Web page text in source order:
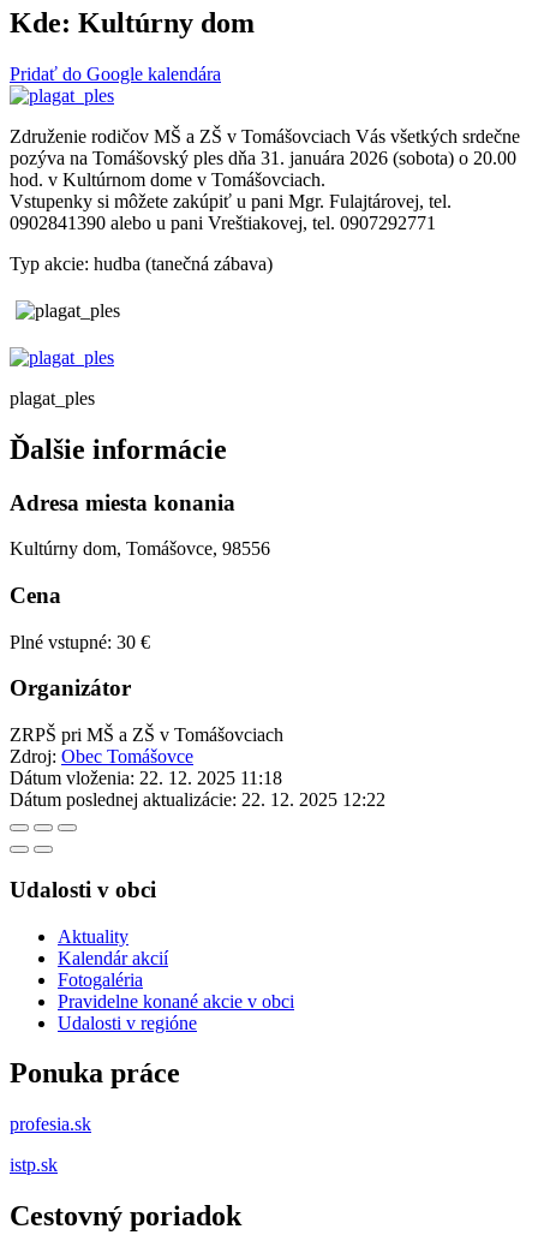
Kde: Kultúrny dom
Pridať do Google kalendára
Združenie rodičov MŠ a ZŠ v Tomášovciach Vás všetkých srdečne
pozýva na Tomášovský ples dňa 31. januára 2026 (sobota) o 20.00
hod. v Kultúrnom dome v Tomášovciach.
Vstupenky si môžete zakúpiť u pani Mgr. Fulajtárovej, tel.
0902841390 alebo u pani Vreštiakovej, tel. 0907292771
Typ akcie: hudba (tanečná zábava)
plagat_ples
Ďalšie informácie
Adresa miesta konania
Kultúrny dom, Tomášovce, 98556
Cena
Plné vstupné: 30 €
Organizátor
ZRPŠ pri MŠ a ZŠ v Tomášovciach
Zdroj: Obec Tomášovce
Dátum vloženia: 22. 12. 2025 11:18
Dátum poslednej aktualizácie: 22. 12. 2025 12:22
Udalosti v obci
Aktuality
Kalendár akcií
Fotogaléria
Pravidelne konané akcie v obci
Udalosti v regióne
Ponuka práce
profesia.sk
istp.sk
Cestovný poriadok